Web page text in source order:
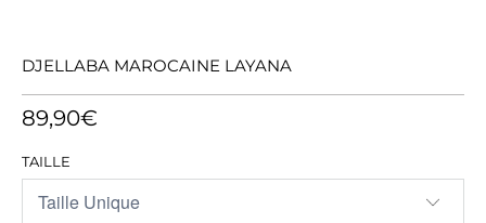
DJELLABA MAROCAINE LAYANA
89,90€
TAILLE